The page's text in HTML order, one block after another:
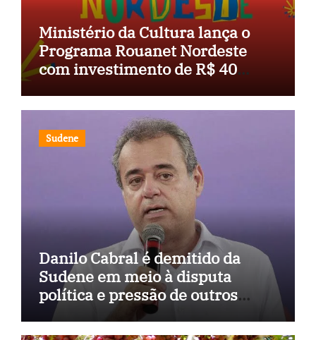
Ministério da Cultura lança o
Programa Rouanet Nordeste
com investimento de R$ 40
Sudene
Danilo Cabral é demitido da
Sudene em meio à disputa
política e pressão de outros
estados